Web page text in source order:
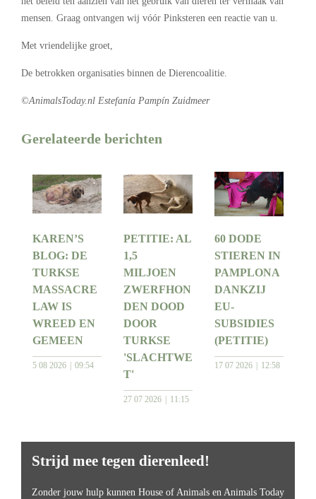
mensen. Graag ontvangen wij vóór Pinksteren een reactie van u.
Met vriendelijke groet,
De betrokken organisaties binnen de Dierencoalitie.
©AnimalsToday.nl Estefanía Pampín Zuidmeer
Gerelateerde berichten
KAREN’S
BLOG: DE
TURKSE
MASSACRE
LAW IS
WREED EN
GEMEEN
5 08 2026 09:54
PETITIE: AL
1,5
MILJOEN
ZWERFHON
DEN DOOD
DOOR
TURKSE
'SLACHTWE
T'
27 07 2026 11:15
60 DODE
STIEREN IN
PAMPLONA
DANKZIJ
EU-
SUBSIDIES
(PETITIE)
17 07 2026 12:58
Strijd mee tegen dierenleed!
Zonder jouw hulp kunnen House of Animals en Animals Today